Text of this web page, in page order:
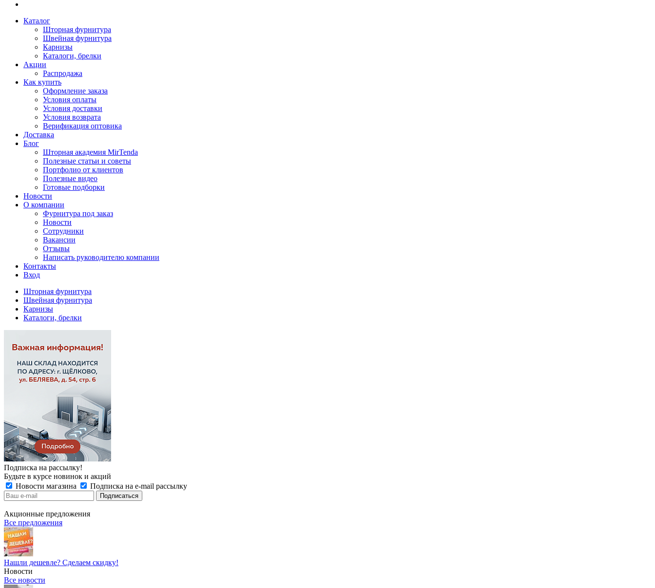
Каталог
Шторная фурнитура
Швейная фурнитура
Карнизы
Каталоги, брелки
Акции
Распродажа
Как купить
Оформление заказа
Условия оплаты
Условия доставки
Условия возврата
Верификация оптовика
Доставка
Блог
Шторная академия MirTenda
Полезные статьи и советы
Портфолио от клиентов
Полезные видео
Готовые подборки
Новости
О компании
Фурнитура под заказ
Новости
Сотрудники
Вакансии
Отзывы
Написать руководителю компании
Контакты
Вход
Шторная фурнитура
Швейная фурнитура
Карнизы
Каталоги, брелки
Подписка на рассылку!
Будьте в курсе новинок и акций
Новости магазина
Подписка на e-mail рассылку
Акционные предложения
Все предложения
Нашли дешевле? Сделаем скидку!
Новости
Все новости